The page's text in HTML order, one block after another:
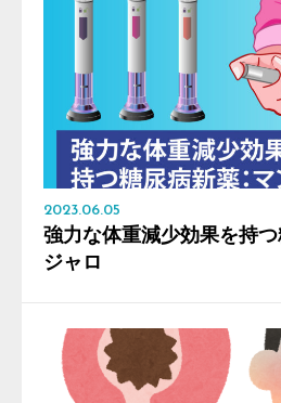
2023.06.05
強力な体重減少効果を持
ジャロ